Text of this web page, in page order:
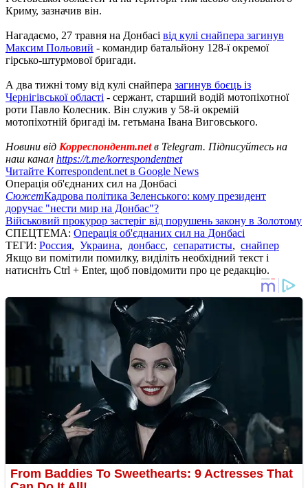
Криму, зазначив він.
Нагадаємо, 27 травня на Донбасі від кулі снайпера загинув
Максим Польовий - командир батальйону 128-ї окремої
гірсько-штурмової бригади.
А два тижні тому від кулі снайпера загинув боєць із
Чернігівської області - сержант, старший водій мотопіхотної
роти Павло Колесник. Він служив у 58-й окремій
мотопіхотній бригаді ім. гетьмана Івана Виговського.
Новини від Корреспондент.netв Telegram. Підписуйтесь на
наш канал https://t.me/korrespondentnet
Читайте Korrespondent.net в Google News
Операція об'єднаних сил на Донбасі
СюжетКадрова політика Зеленського: кому президент
доручає "нести мир на Донбас"?
Військовий прокурор застеріг від порушень закону в Золотому
СПЕЦТЕМА: Операція об'єднаних сил на Донбасі
ТЕГИ: Россия, Украина, донбасс, сепаратисты, снайпер
Якщо ви помітили помилку, виділіть необхідний текст і
натисніть Ctrl + Enter, щоб повідомити про це редакцію.